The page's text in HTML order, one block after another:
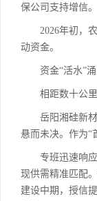
保公司支持增信。
2026年初，农
动资金。
资金“活水”涌
相距数十公里
岳阳湘硅新材
悬而未决。作为“
专班迅速响应
现供需精准匹配
建设中期，授信